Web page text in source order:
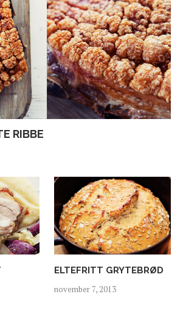
RIBBE
ELTEFRITT GRYTEBRØD
november 7, 2013